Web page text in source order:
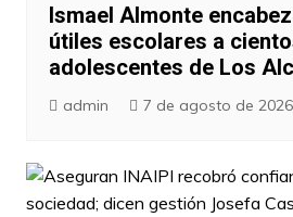
Ismael Almonte
útiles escolares a
adolescentes de Los
admin 7 de agosto de 2026